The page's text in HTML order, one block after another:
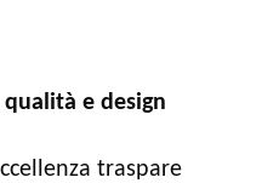
e design
traspare